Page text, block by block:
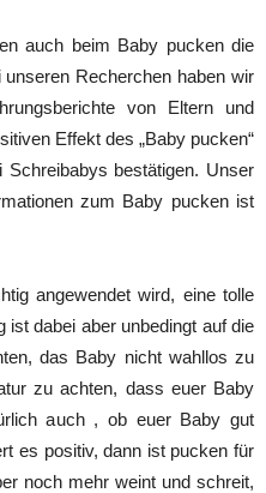
auch beim Baby pucken die
Recherchen haben wir
von Eltern und
Effekt des „Baby pucken“
Schreibabys bestätigen. Unser
zum Baby pucken ist
angewendet wird, eine tolle
ist dabei aber unbedingt auf die
das Baby nicht wahllos zu
zu achten, dass euer Baby
auch , ob euer Baby gut
es positiv, dann ist pucken für
noch mehr weint und schreit,